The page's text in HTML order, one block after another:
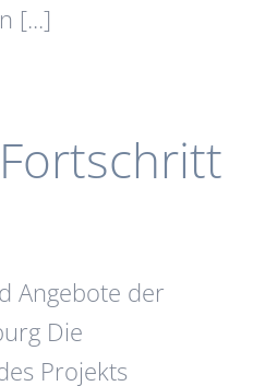
[...]
Angebote der
Die
Projekts